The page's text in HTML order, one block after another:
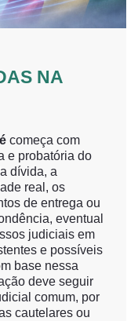
NA
começa com
e probatória do
dívida, a
real, os
de entrega ou
eventual
judiciais em
e possíveis
base nessa
deve seguir
comum, por
cautelares ou